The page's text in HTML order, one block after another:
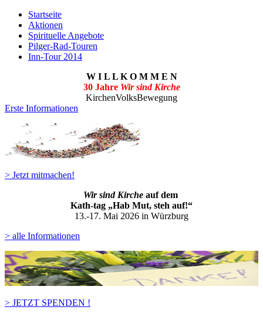
Startseite
Aktionen
Spirituelle Angebote
Pilger-Rad-Touren
Inn-Tour 2014
W I L L K O M M E N
30 Jahre Wir sind Kirche
KirchenVolksBewegung
Erste Informationen
> Jetzt mitmachen!
Wir sind Kirche auf dem
Kath-tag „Hab Mut, steh auf!“
13.-17. Mai 2026 in Würzburg
> alle Informationen
> JETZT SPENDEN !